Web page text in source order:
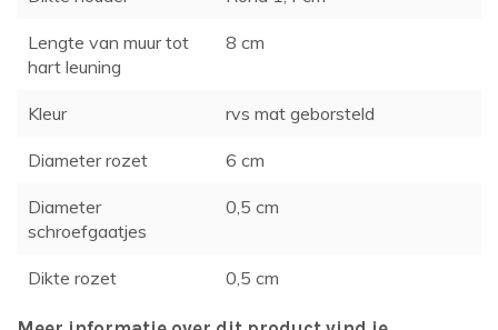
Lengte van muur tot
hart leuning
8 cm
Kleur rvs mat geborsteld
Diameter rozet 6 cm
Diameter
schroefgaatjes
0,5 cm
Dikte rozet 0,5 cm